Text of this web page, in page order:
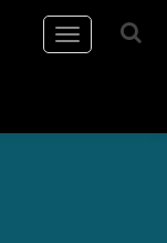
Toggle
navigation